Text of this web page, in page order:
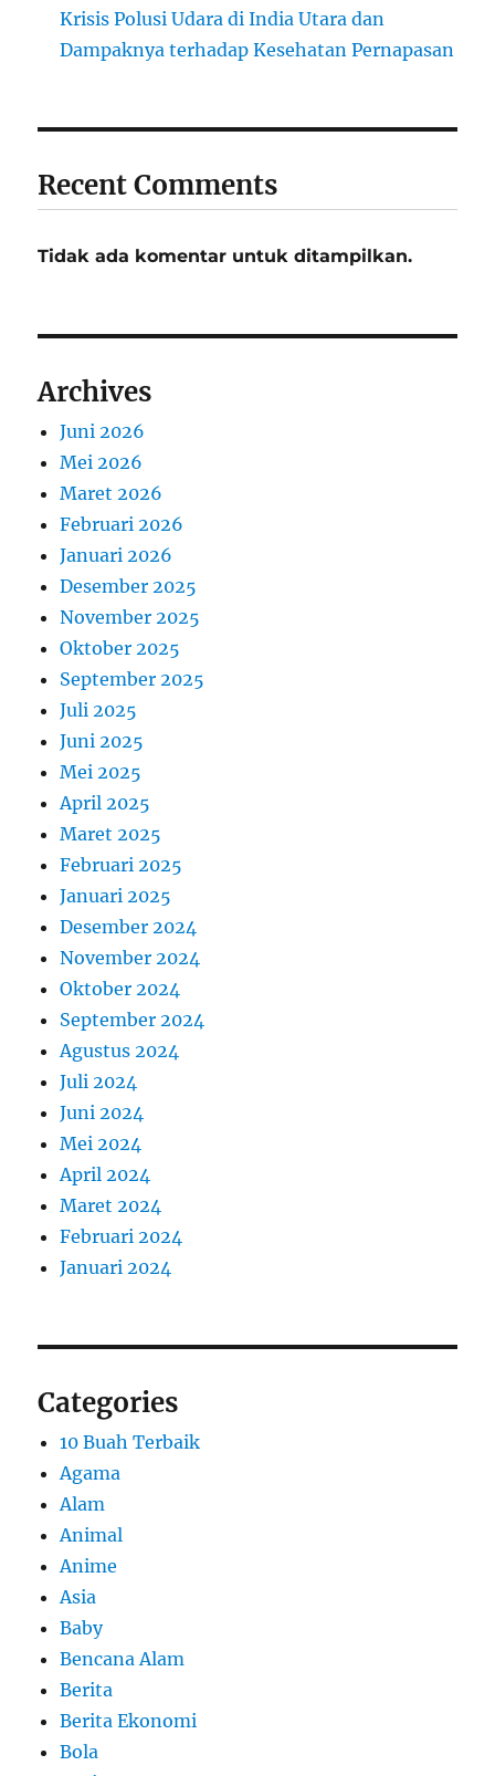
Krisis Polusi Udara di India Utara dan
Dampaknya terhadap Kesehatan Pernapasan
Recent Comments
Tidak ada komentar untuk ditampilkan.
Archives
Juni 2026
Mei 2026
Maret 2026
Februari 2026
Januari 2026
Desember 2025
November 2025
Oktober 2025
September 2025
Juli 2025
Juni 2025
Mei 2025
April 2025
Maret 2025
Februari 2025
Januari 2025
Desember 2024
November 2024
Oktober 2024
September 2024
Agustus 2024
Juli 2024
Juni 2024
Mei 2024
April 2024
Maret 2024
Februari 2024
Januari 2024
Categories
10 Buah Terbaik
Agama
Alam
Animal
Anime
Asia
Baby
Bencana Alam
Berita
Berita Ekonomi
Bola